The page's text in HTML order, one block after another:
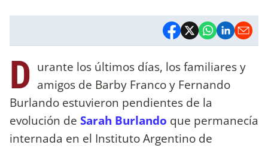
D urante los últimos días, los familiares y
amigos de Barby Franco y Fernando
Burlando estuvieron pendientes de la
evolución de Sarah Burlando que permanecía
internada en el Instituto Argentino de